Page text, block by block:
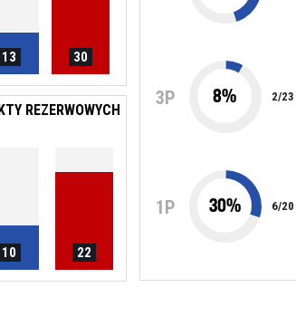
13 30
REZERWOWYCH
10 22
3P 8% 2/23
1P 30% 6/20